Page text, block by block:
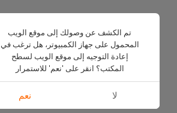
تم الكشف عن وصولك إلى موقع الويب
المحمول على جهاز الكمبيوتر، هل ترغب في
إعادة التوجيه إلى موقع الويب لسطح
المكتب؟ انقر على 'نعم' للاستمرار
لا نعم